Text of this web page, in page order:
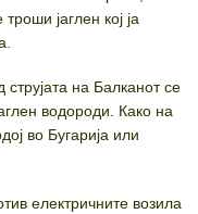
јаглен кој ја
на Балканот се
водороди. Како на
во Бугарија или
електричните возила